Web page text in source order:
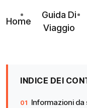
Home
Guida Di
Viaggio
INDICE DEI
Informazioni da